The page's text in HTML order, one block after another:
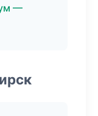
—